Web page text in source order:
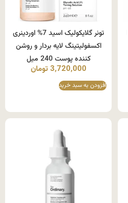
تونر گلایکولیک اسید 7% اوردینری
اکسفولیتینگ لایه بردار و روشن
کننده پوست 240 میل
3,720,000 تومان
افزودن به سبد خرید